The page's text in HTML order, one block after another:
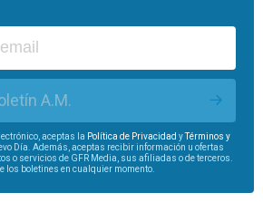
A.M.
aceptas la Política de Privacidad yTérminos y
Día. Además, aceptas recibir información u ofertas
o servicios de GFR Media, sus afiliadas o de terceros.
los boletines en cualquier momento.